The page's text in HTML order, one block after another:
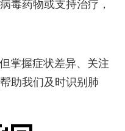
毒药物或支持治疗，
掌握症状差异、关注
助我们及时识别肺